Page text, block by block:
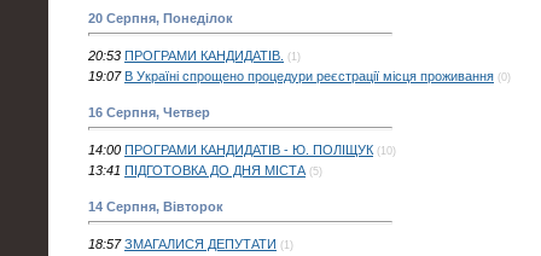
20 Серпня, Понеділок
20:53 ПРОГРАМИ КАНДИДАТІВ. (1)
19:07 В Україні спрощено процедури реєстрації місця проживання (0)
16 Серпня, Четвер
14:00 ПРОГРАМИ КАНДИДАТІВ - Ю. ПОЛІЩУК (10)
13:41 ПІДГОТОВКА ДО ДНЯ МІСТА (5)
14 Серпня, Вівторок
18:57 ЗМАГАЛИСЯ ДЕПУТАТИ (1)